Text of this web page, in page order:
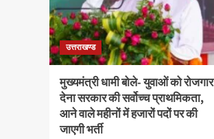
उत्तराखण्ड
मुख्यमंत्री धामी बोले- युवाओं को रोजगार
देना सरकार की सर्वोच्च प्राथमिकता,
आने वाले महीनों में हजारों पदों पर की
जाएगी भर्ती